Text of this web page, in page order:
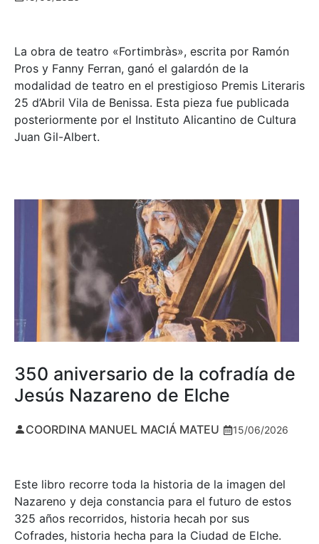
La obra de teatro «Fortimbràs», escrita por Ramón
Pros y Fanny Ferran, ganó el galardón de la
modalidad de teatro en el prestigioso Premis Literaris
25 d’Abril Vila de Benissa. Esta pieza fue publicada
posteriormente por el Instituto Alicantino de Cultura
Juan Gil-Albert.
350 aniversario de la cofradía de
Jesús Nazareno de Elche
COORDINA MANUEL MACIÁ MATEU 15/06/2026
Este libro recorre toda la historia de la imagen del
Nazareno y deja constancia para el futuro de estos
325 años recorridos, historia hecah por sus
Cofrades, historia hecha para la Ciudad de Elche.